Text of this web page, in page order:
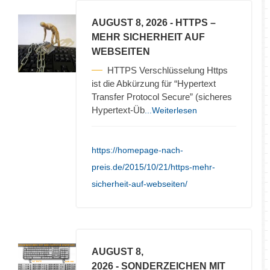
AUGUST 8, 2026 - HTTPS –
MEHR SICHERHEIT AUF
WEBSEITEN
HTTPS Verschlüsselung Https
ist die Abkürzung für “Hypertext
Transfer Protocol Secure” (sicheres
Hypertext-Üb ...Weiterlesen
https://homepage-nach-
preis.de/2015/10/21/https-mehr-
sicherheit-auf-webseiten/
AUGUST 8,
2026 - SONDERZEICHEN MIT